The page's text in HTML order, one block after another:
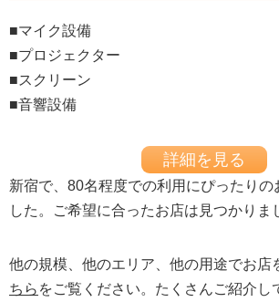
■マイク設備
■プロジェクター
■スクリーン
■音響設備
詳細を見る
新宿で、80名程度での利用にぴったりの
した。ご希望に合ったお店は見つかりま
他の規模、他のエリア、他の用途でお店
ちら をご覧ください。たくさんご紹介し